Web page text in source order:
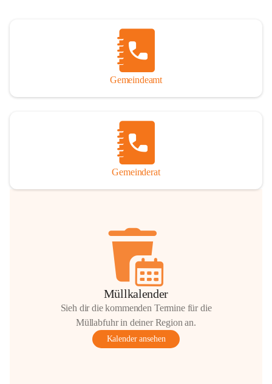
Gemeindeamt
Gemeinderat
Müllkalender
Sieh dir die kommenden Termine für die
Müllabfuhr in deiner Region an.
Kalender ansehen